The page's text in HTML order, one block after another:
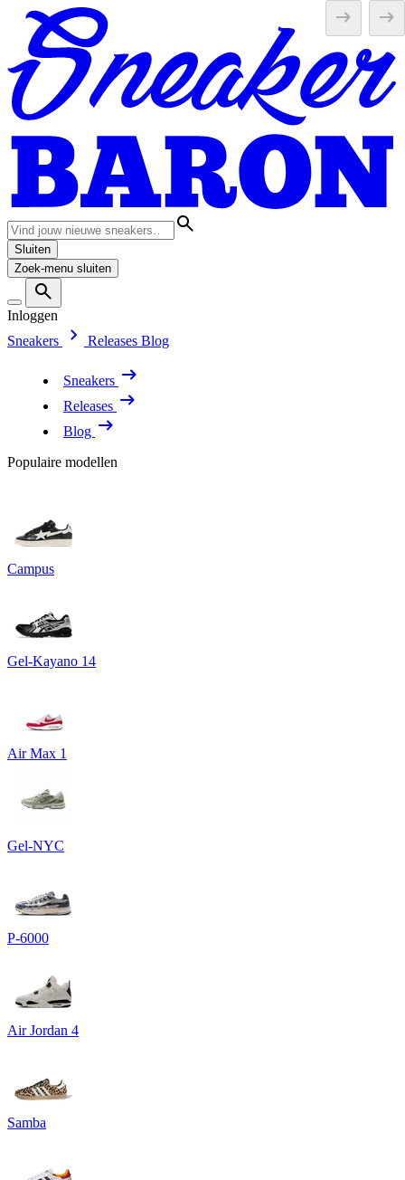
Sluiten
Zoek-menu sluiten
Inloggen
Sneakers
Releases Blog
Sneakers
Releases
Blog
Populaire modellen
Campus
Gel-Kayano 14
Air Max 1
Gel-NYC
P-6000
Air Jordan 4
Samba